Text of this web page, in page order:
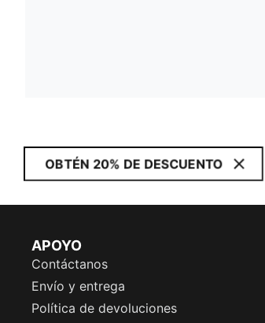
OBTÉN 20% DE DESCUENTO
APOYO
Contáctanos
Envío y entrega
Política de devoluciones